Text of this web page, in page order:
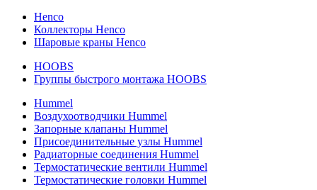
Henco
Коллекторы Henco
Шаровые краны Henco
HOOBS
Группы быстрого монтажа HOOBS
Hummel
Воздухоотводчики Hummel
Запорные клапаны Hummel
Присоединительные узлы Hummel
Радиаторные соединения Hummel
Термостатические вентили Hummel
Термостатические головки Hummel